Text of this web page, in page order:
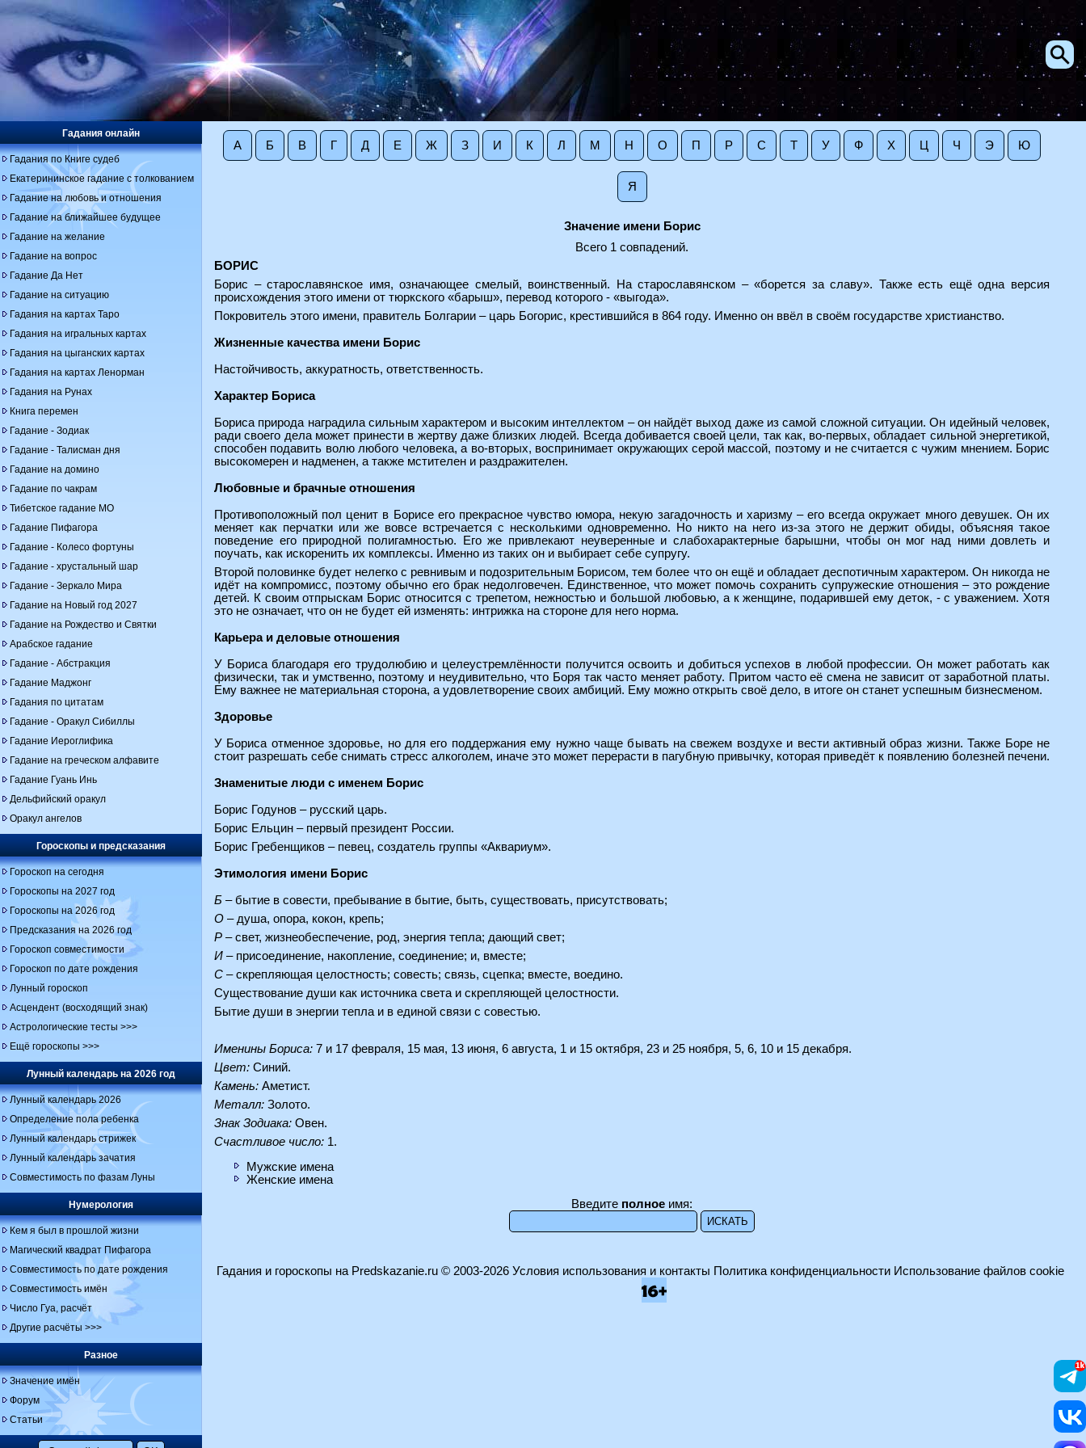
А Б В Г Д Е Ж З И К Л М Н О П Р С Т У Ф Х Ц Ч Э Ю
Я
Значение имени Борис
Всего 1 совпадений.
БОРИС
Борис – старославянское имя, означающее смелый, воинственный. На старославянском – «борется за славу». Также есть ещё одна версия
происхождения этого имени от тюркского «барыш», перевод которого - «выгода».
Покровитель этого имени, правитель Болгарии – царь Богорис, крестившийся в 864 году. Именно он ввёл в своём государстве христианство.
Жизненные качества имени Борис
Настойчивость, аккуратность, ответственность.
Характер Бориса
Бориса природа наградила сильным характером и высоким интеллектом – он найдёт выход даже из самой сложной ситуации. Он идейный человек,
ради своего дела может принести в жертву даже близких людей. Всегда добивается своей цели, так как, во-первых, обладает сильной энергетикой,
способен подавить волю любого человека, а во-вторых, воспринимает окружающих серой массой, поэтому и не считается с чужим мнением. Борис
высокомерен и надменен, а также мстителен и раздражителен.
Любовные и брачные отношения
Противоположный пол ценит в Борисе его прекрасное чувство юмора, некую загадочность и харизму – его всегда окружает много девушек. Он их
меняет как перчатки или же вовсе встречается с несколькими одновременно. Но никто на него из-за этого не держит обиды, объясняя такое
поведение его природной полигамностью. Его же привлекают неуверенные и слабохарактерные барышни, чтобы он мог над ними довлеть и
поучать, как искоренить их комплексы. Именно из таких он и выбирает себе супругу.
Второй половинке будет нелегко с ревнивым и подозрительным Борисом, тем более что он ещё и обладает деспотичным характером. Он никогда не
идёт на компромисс, поэтому обычно его брак недолговечен. Единственное, что может помочь сохранить супружеские отношения – это рождение
детей. К своим отпрыскам Борис относится с трепетом, нежностью и большой любовью, а к женщине, подарившей ему деток, - с уважением. Хотя
это не означает, что он не будет ей изменять: интрижка на стороне для него норма.
Карьера и деловые отношения
У Бориса благодаря его трудолюбию и целеустремлённости получится освоить и добиться успехов в любой профессии. Он может работать как
физически, так и умственно, поэтому и неудивительно, что Боря так часто меняет работу. Притом часто её смена не зависит от заработной платы.
Ему важнее не материальная сторона, а удовлетворение своих амбиций. Ему можно открыть своё дело, в итоге он станет успешным бизнесменом.
Здоровье
У Бориса отменное здоровье, но для его поддержания ему нужно чаще бывать на свежем воздухе и вести активный образ жизни. Также Боре не
стоит разрешать себе снимать стресс алкоголем, иначе это может перерасти в пагубную привычку, которая приведёт к появлению болезней печени.
Знаменитые люди с именем Борис
Борис Годунов – русский царь.
Борис Ельцин – первый президент России.
Борис Гребенщиков – певец, создатель группы «Аквариум».
Этимология имени Борис
Б – бытие в совести, пребывание в бытие, быть, существовать, присутствовать;
О – душа, опора, кокон, крепь;
Р – свет, жизнеобеспечение, род, энергия тепла; дающий свет;
И – присоединение, накопление, соединение; и, вместе;
С – скрепляющая целостность; совесть; связь, сцепка; вместе, воедино.
Существование души как источника света и скрепляющей целостности.
Бытие души в энергии тепла и в единой связи с совестью.
Именины Бориса: 7 и 17 февраля, 15 мая, 13 июня, 6 августа, 1 и 15 октября, 23 и 25 ноября, 5, 6, 10 и 15 декабря.
Цвет: Синий.
Камень: Аметист.
Металл: Золото.
Знак Зодиака: Овен.
Счастливое число: 1.
Мужские имена
Женские имена
Введите полное имя:
Гадания онлайн
Гадания по Книге судеб
Екатерининское гадание с толкованием
Гадание на любовь и отношения
Гадание на ближайшее будущее
Гадание на желание
Гадание на вопрос
Гадание Да Нет
Гадание на ситуацию
Гадания на картах Таро
Гадания на игральных картах
Гадания на цыганских картах
Гадания на картах Ленорман
Гадания на Рунах
Книга перемен
Гадание - Зодиак
Гадание - Талисман дня
Гадание на домино
Гадание по чакрам
Тибетское гадание МО
Гадание Пифагора
Гадание - Колесо фортуны
Гадание - хрустальный шар
Гадание - Зеркало Мира
Гадание на Новый год 2027
Гадание на Рождество и Святки
Арабское гадание
Гадание - Абстракция
Гадание Маджонг
Гадания по цитатам
Гадание - Оракул Сибиллы
Гадание Иероглифика
Гадание на греческом алфавите
Гадание Гуань Инь
Дельфийский оракул
Оракул ангелов
Гороскопы и предсказания
Гороскоп на сегодня
Гороскопы на 2027 год
Гороскопы на 2026 год
Предсказания на 2026 год
Гороскоп совместимости
Гороскоп по дате рождения
Лунный гороскоп
Асцендент (восходящий знак)
Астрологические тесты >>>
Ещё гороскопы >>>
Лунный календарь на 2026 год
Лунный календарь 2026
Определение пола ребенка
Лунный календарь стрижек
Лунный календарь зачатия
Совместимость по фазам Луны
Нумерология
Кем я был в прошлой жизни
Магический квадрат Пифагора
Совместимость по дате рождения
Совместимость имён
Число Гуа, расчёт
Другие расчёты >>>
Разное
Значение имён
Форум
Статьи
Гадания и гороскопы на Predskazanie.ru© 2003-2026 Условия использования и контакты Политика конфиденциальности Использование файлов cookie